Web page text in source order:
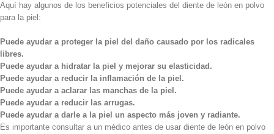
Aquí hay algunos de los beneficios potenciales del diente de león en polvo
para la piel:
Puede ayudar a proteger la piel del daño causado por los radicales
libres.
Puede ayudar a hidratar la piel y mejorar su elasticidad.
Puede ayudar a reducir la inflamación de la piel.
Puede ayudar a aclarar las manchas de la piel.
Puede ayudar a reducir las arrugas.
Puede ayudar a darle a la piel un aspecto más joven y radiante.
Es importante consultar a un médico antes de usar diente de león en polvo